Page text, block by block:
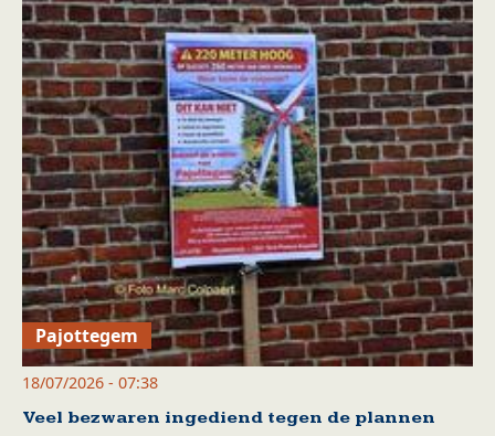
Pajottegem
18/07/2026 - 07:38
Veel bezwaren ingediend tegen de plannen